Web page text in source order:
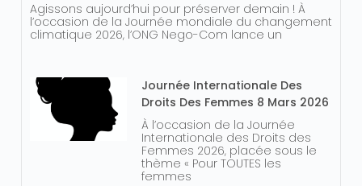
Agissons aujourd’hui pour préserver demain ! À
l’occasion de la Journée mondiale du changement
climatique 2026, l’ONG Nego-Com lance un
Journée Internationale Des
Droits Des Femmes 8 Mars 2026
À l’occasion de la Journée
Internationale des Droits des
Femmes 2026, placée sous le
thème « Pour TOUTES les
femmes